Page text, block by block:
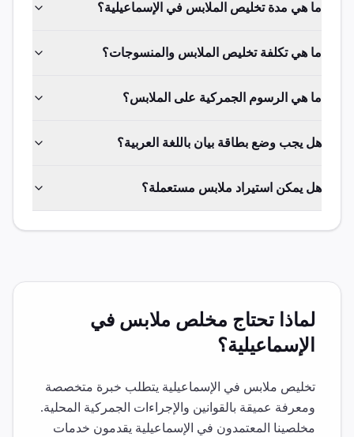
ما هي مدة تخليص الملابس في الإسماعيلية؟
ما هي تكلفة تخليص الملابس والمنسوجات؟
ما هي الرسوم الجمركية على الملابس؟
هل يجب وضع بطاقة بيان باللغة العربية؟
هل يمكن استيراد ملابس مستعملة؟
لماذا تحتاج مخلص ملابس في
الإسماعيلية؟
تخليص ملابس في الإسماعيلية يتطلب خبرة متخصصة
ومعرفة عميقة بالقوانين والإجراءات الجمركية المحلية.
مخلصينا المعتمدون في الإسماعيلية يقدمون خدمات